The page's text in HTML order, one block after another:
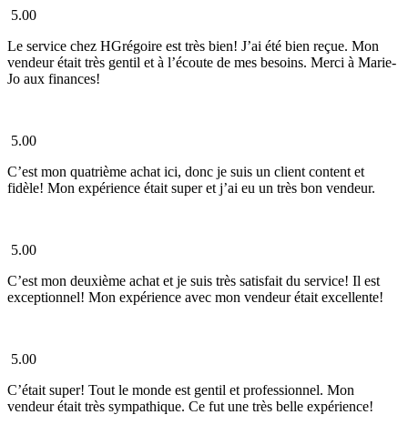
5.00
Le service chez HGrégoire est très bien! J’ai été bien reçue. Mon
vendeur était très gentil et à l’écoute de mes besoins. Merci à Marie-
Jo aux finances!
5.00
C’est mon quatrième achat ici, donc je suis un client content et
fidèle! Mon expérience était super et j’ai eu un très bon vendeur.
5.00
C’est mon deuxième achat et je suis très satisfait du service! Il est
exceptionnel! Mon expérience avec mon vendeur était excellente!
5.00
C’était super! Tout le monde est gentil et professionnel. Mon
vendeur était très sympathique. Ce fut une très belle expérience!